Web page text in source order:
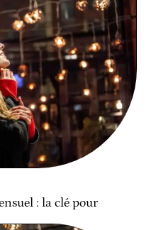
: la clé pour